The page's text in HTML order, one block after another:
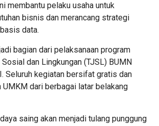
membantu pelaku usaha untuk
bisnis dan merancang strategi
data.
bagian dari pelaksanaan program
dan Lingkungan (TJSL) BUMN
Seluruh kegiatan bersifat gratis dan
dari berbagai latar belakang
saing akan menjadi tulang punggung